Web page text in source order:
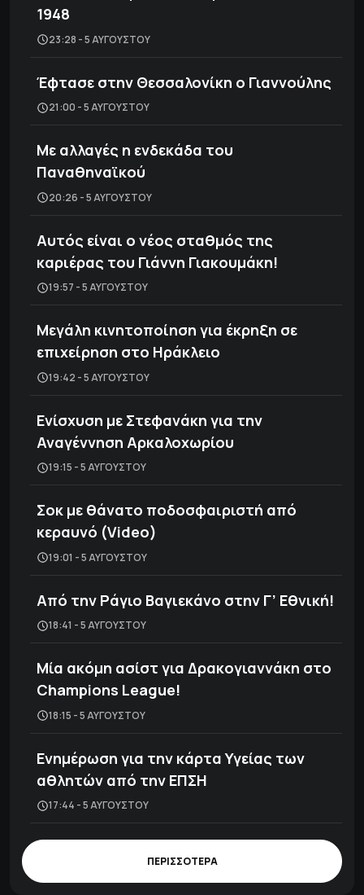
1948
23:28 - 5 ΑΥΓΟΎΣΤΟΥ
Έφτασε στην Θεσσαλονίκη ο Γιαννούλης
21:00 - 5 ΑΥΓΟΎΣΤΟΥ
Με αλλαγές η ενδεκάδα του
Παναθηναϊκού
20:26 - 5 ΑΥΓΟΎΣΤΟΥ
Αυτός είναι ο νέος σταθμός της
καριέρας του Γιάννη Γιακουμάκη!
19:57 - 5 ΑΥΓΟΎΣΤΟΥ
Μεγάλη κινητοποίηση για έκρηξη σε
επιχείρηση στο Ηράκλειο
19:42 - 5 ΑΥΓΟΎΣΤΟΥ
Ενίσχυση με Στεφανάκη για την
Αναγέννηση Αρκαλοχωρίου
19:15 - 5 ΑΥΓΟΎΣΤΟΥ
Σοκ με θάνατο ποδοσφαιριστή από
κεραυνό (Video)
19:01 - 5 ΑΥΓΟΎΣΤΟΥ
Από την Ράγιο Βαγιεκάνο στην Γ’ Εθνική!
18:41 - 5 ΑΥΓΟΎΣΤΟΥ
Μία ακόμη ασίστ για Δρακογιαννάκη στο
Champions League!
18:15 - 5 ΑΥΓΟΎΣΤΟΥ
Ενημέρωση για την κάρτα Υγείας των
αθλητών από την ΕΠΣΗ
17:44 - 5 ΑΥΓΟΎΣΤΟΥ
ΠΕΡΙΣΣΟΤΕΡΑ